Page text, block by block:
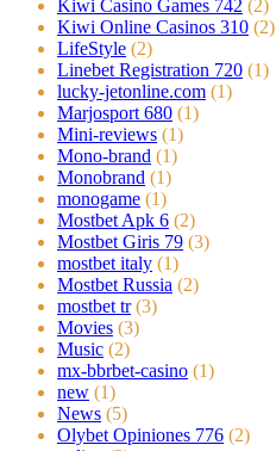
Kiwi Casino Games 742 (2)
Kiwi Online Casinos 310 (2)
LifeStyle (2)
Linebet Registration 720 (1)
lucky-jetonline.com (1)
Marjosport 680 (1)
Mini-reviews (1)
Mono-brand (1)
Monobrand (1)
monogame (1)
Mostbet Apk 6 (2)
Mostbet Giris 79 (3)
mostbet italy (1)
Mostbet Russia (2)
mostbet tr (3)
Movies (3)
Music (2)
mx-bbrbet-casino (1)
new (1)
News (5)
Olybet Opiniones 776 (2)